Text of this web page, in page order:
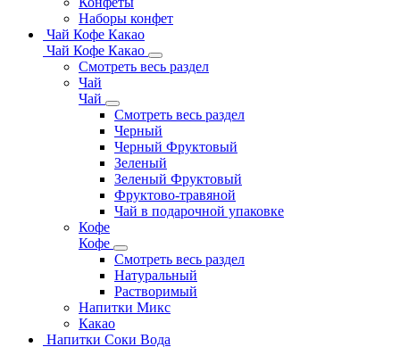
Наборы конфет
Чай Кофе Какао
Чай Кофе Какао
Смотреть весь раздел
Чай
Чай
Смотреть весь раздел
Черный
Черный Фруктовый
Зеленый
Зеленый Фруктовый
Фруктово-травяной
Чай в подарочной упаковке
Кофе
Кофе
Смотреть весь раздел
Натуральный
Растворимый
Напитки Микс
Какао
Напитки Соки Вода